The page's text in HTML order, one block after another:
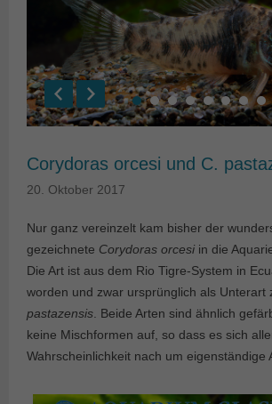
Corydoras orcesi und C.
20. Oktober 2017
Nur ganz vereinzelt kam bisher der
gezeichnete Corydoras orcesiin die
Die Art ist aus dem Rio Tigre-System in
worden und zwar ursprünglich als Unterart
pastazensis . Beide Arten sind ähnlich
keine Mischformen auf, so dass es sich
Wahrscheinlichkeit nach um eigenständige